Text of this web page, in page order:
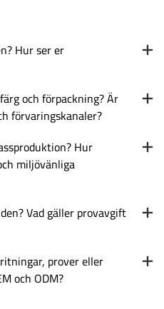
Hur ser er
och förpackning? Är
förvaringskanaler?
Hur
miljövänliga
Vad gäller provavgift
prover eller
och ODM?